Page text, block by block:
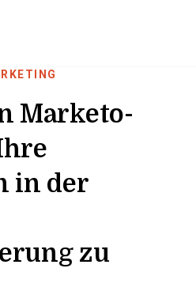
Marketo-
in der
zu